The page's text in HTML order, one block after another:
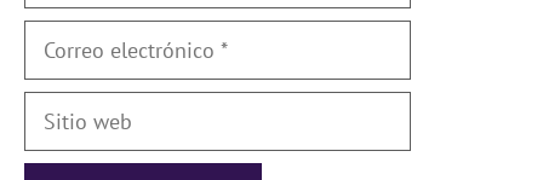
Correo
Sitio